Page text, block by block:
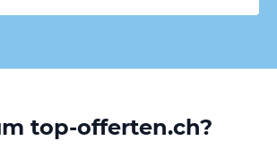
top-offerten.ch?